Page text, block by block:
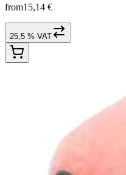
from15,14 €
25,5 % VAT